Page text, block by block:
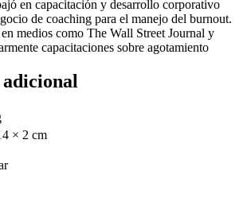
en capacitación y desarrollo corporativo
de coaching para el manejo del burnout.
medios como The Wall Street Journal y
capacitaciones sobre agotamiento
× 2 cm